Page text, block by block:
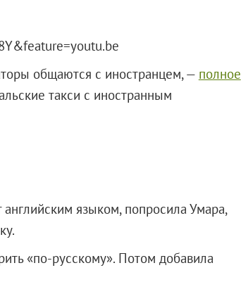
общаются с иностранцем, — полное
такси с иностранным
английским языком, попросила Умара,
«по-русскому». Потом добавила